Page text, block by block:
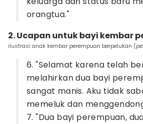
orangtua."
2. Ucapan untuk bayi kembar
ilustrasi anak kembar perempuan berpelukan
6. "Selamat karena telah
melahirkan dua bayi
sangat manis. Aku tidak
memeluk dan
7. "Dua bayi perempuan,